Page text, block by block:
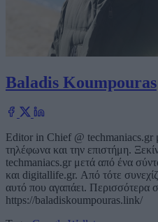
Baladis Koumpouras
Editor in Chief @ techmaniacs.gr
τηλέφωνα και την επιστήμη.
techmaniacs.gr μετά από ένα
και digitallife.gr. Από τότε
αυτό που αγαπάει. Περισσότερα
https://baladiskoumpouras.link/